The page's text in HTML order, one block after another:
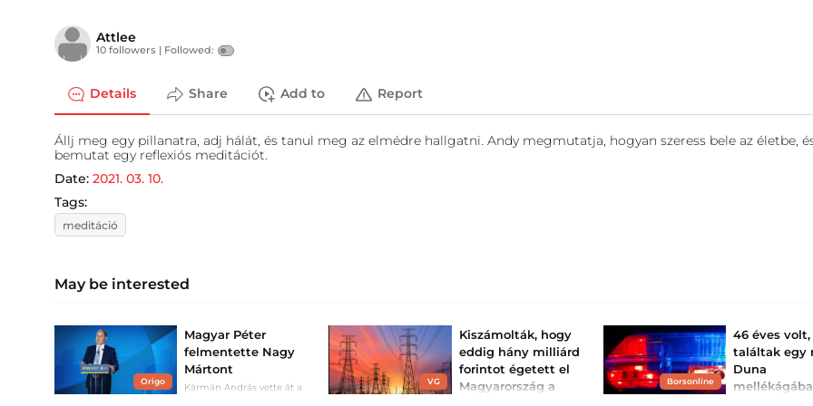
Attlee
10 followers | Followed:
Details Share Add to Report
Állj meg egy pillanatra, adj hálát, és tanul meg az elmédre hallgatni. Andy megmutatja, hogyan szeress bele az életbe,
bemutat egy reflexiós meditációt.
Date: 2021. 03. 10.
Tags:
meditáció
May be interested
Origo
Magyar Péter
felmentette Nagy
Mártont
Kármán András vette át a
VG
Kiszámolták, hogy
eddig hány milliárd
forintot égetett el
Magyarország a
Borsonline
46 éves
találtak egy
Duna